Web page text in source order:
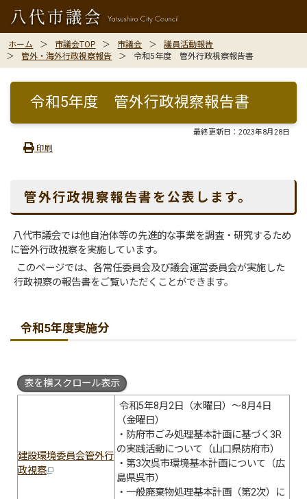
ホーム 市議会TOP 市議会
議員活動報告
管外・海外行政視察報告
令和5年度 管外行政視察報告書
令和5年度 管外行政視察報告書
最終更新日： 2023年8月28日
印刷
管外行政視察報告書を公表します。
八代市議会では他自治体等の先進的な事業を調査・研究するため
に管外行政視察を実施しています。
このページでは、各常任委員会及び議会運営委員会が実施した
行政視察の報告書をご覧いただくことができます。
令和5年度実施分
表を横スクロール表示
建設環境委員会管外行
政視察
令和5年8月2日（水曜日）～8月4日
（金曜日）
・防府市ごみ処理基本計画に基づく3R
の実践活動について（山口県防府市）
・第3次呉市環境基本計画について（広
島県呉市）
・一般廃棄物処理基本計画（第2次）に